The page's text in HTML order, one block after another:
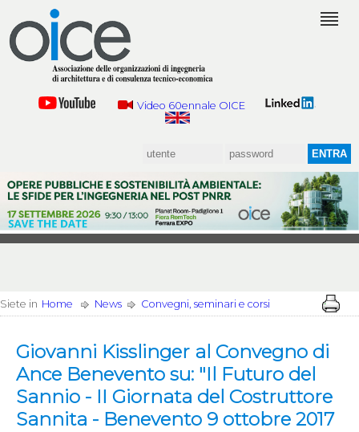
Video 60ennale OICE
Siete in Home News Convegni, seminari e corsi
Giovanni Kisslinger al Convegno di
Ance Benevento su: "Il Futuro del
Sannio - II Giornata del Costruttore
Sannita - Benevento 9 ottobre 2017